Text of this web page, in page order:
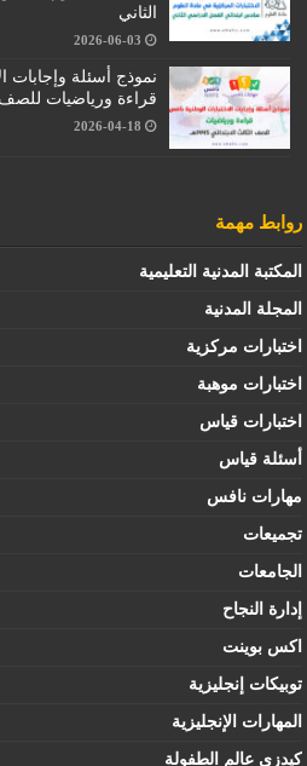
الثاني
2026-06-03
نموذج أسئلة وإجابات
قراءة ورياضيات للصف
2026-04-18
روابط مهمة
المكتبة المدنية التعليمية
المجلة المدنية
اختبارات مركزية
اختبارات موهبة
اختبارات قياس
أسئلة قياس
مهارات نافس
تجميعات
الجامعات
إدارة النجاح
اكس بوينت
توبيكات إنجليزية
المهارات الإنجليزية
كيدزي عالم الطفولة